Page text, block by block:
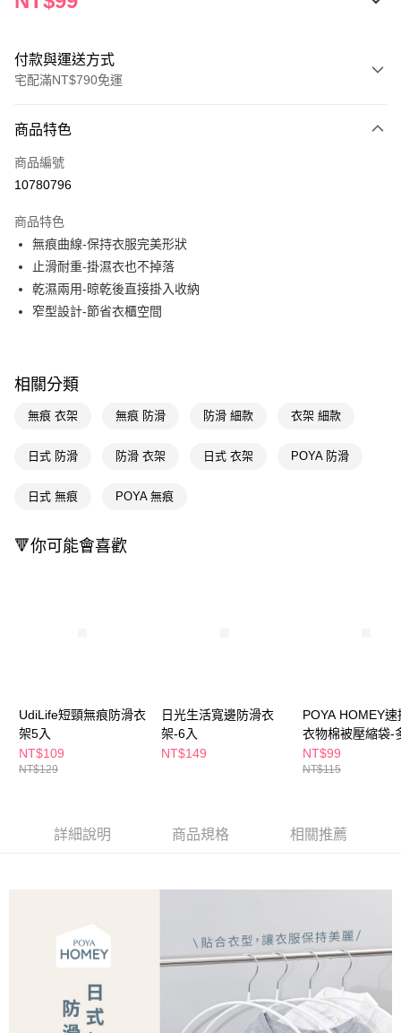
付款與運送方式
宅配滿NT$790免運
POYA支付
信用卡一次付款
Apple Pay
街口支付
悠遊付
相關說明
【關於「AFTEE先享後付」】
便利好安心！
１．簡單：不需註冊會員、不需綁卡、不需儲值。
３．安心：先確認商品／服務後，再付款。
１．於結帳方式選擇「AFTEE先享後付」後，將跳轉至「AFTEE先享後付」
【注意事項】
１．透過由恩沛科技股份有限公司提供之「AFTEE先享後付」服務完成之交
易，需依本服務之必要範圍內提供個人資料，並將交易相關給付款項請求債
３．未成年的使用者請事先徵得法定代理人或監護人之同意方可使用
５．嚴禁一人註冊多個帳號或使用他人資訊註冊。若發現惡意使用之情形，
恩沛科技股份有限公司將有權停止該用戶之使用額度並採取法律行動。
宅配(本島)
商品特色
商品編號
10780796
商品特色
無痕曲線-保持衣服完美形狀
止滑耐重-掛濕衣也不掉落
乾濕兩用-晾乾後直接掛入收納
窄型設計-節省衣櫃空間
相關分類
無痕 衣架 無痕 防滑 防滑 細款 衣架 細款
日式 防滑 防滑 衣架 日式 衣架 POYA 防滑
日式 無痕 POYA 無痕
🔻你可能會喜歡
UdiLife短頸無痕防滑衣
架5入
NT$109
NT$129
日光生活寬邊防滑衣
架-6入
NT$149
POYA HOMEY速
衣物棉被壓縮袋-
任選
NT$99
NT$115
詳細說明 商品規格 相關推薦